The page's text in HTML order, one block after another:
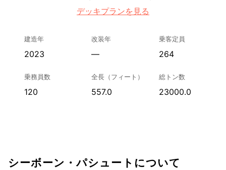
デッキプランを見る
建造年
2023
改装年
—
乗客定員
264
乗務員数
120
全長（フィート）
557.0
総トン数
23000.0
シーボーン・パシュートについて